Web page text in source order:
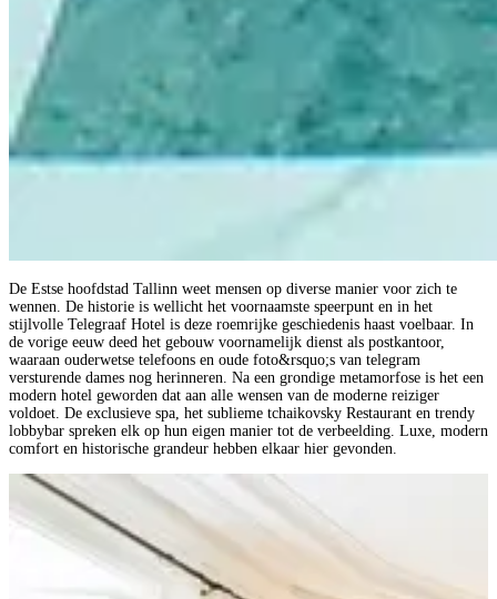
De Estse hoofdstad Tallinn weet mensen op diverse manier voor zich te
wennen. De historie is wellicht het voornaamste speerpunt en in het
stijlvolle Telegraaf Hotel is deze roemrijke geschiedenis haast voelbaar. In
de vorige eeuw deed het gebouw voornamelijk dienst als postkantoor,
waaraan ouderwetse telefoons en oude foto&rsquo;s van telegram
versturende dames nog herinneren. Na een grondige metamorfose is het een
modern hotel geworden dat aan alle wensen van de moderne reiziger
voldoet. De exclusieve spa, het sublieme tchaikovsky Restaurant en trendy
lobbybar spreken elk op hun eigen manier tot de verbeelding. Luxe, modern
comfort en historische grandeur hebben elkaar hier gevonden.